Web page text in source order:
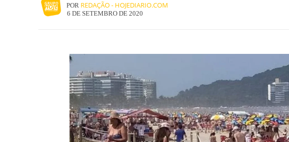
POR REDAÇÃO - HOJEDIARIO.COM
6 DE SETEMBRO DE 2020